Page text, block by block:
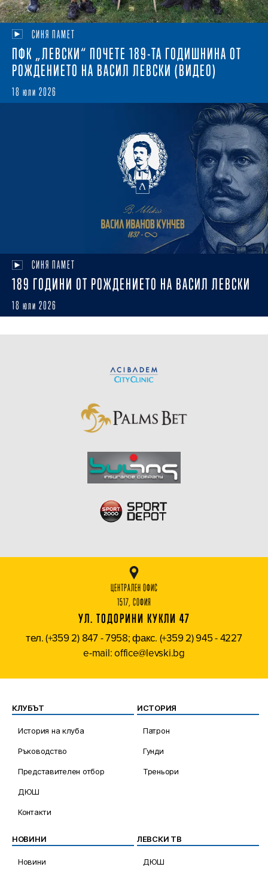
СИНЯ ПАМЕТ
ПФК „ЛЕВСКИ“ ПОЧЕТЕ 189-ТА ГОДИШНИНА ОТ
РОЖДЕНИЕТО НА ВАСИЛ ЛЕВСКИ (ВИДЕО)
18 юли 2026
СИНЯ ПАМЕТ
189 ГОДИНИ ОТ РОЖДЕНИЕТО НА ВАСИЛ ЛЕВСКИ
18 юли 2026
ЦЕНТРАЛЕН ОФИС
1517, СОФИЯ
УЛ. ТОДОРИНИ КУКЛИ 47
тел. (+359 2) 847 - 7958; факс. (+359 2) 945 - 4227
e-mail: office@levski.bg
КЛУБЪТ
История на клуба
Ръководство
Представителен отбор
ДЮШ
Контакти
ИСТОРИЯ
Патрон
Гунди
Треньори
НОВИНИ
Новини
ЛЕВСКИ ТВ
ДЮШ